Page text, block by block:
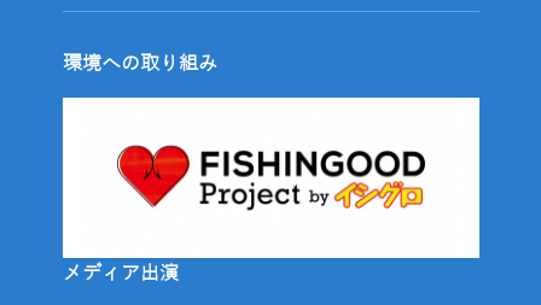
環境への取り組み
メディア出演